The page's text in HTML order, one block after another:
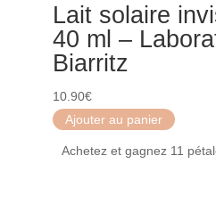
Lait solaire
40 ml –
Biarritz
10.90€
Ajouter au panier
Achetez et gagnez 11